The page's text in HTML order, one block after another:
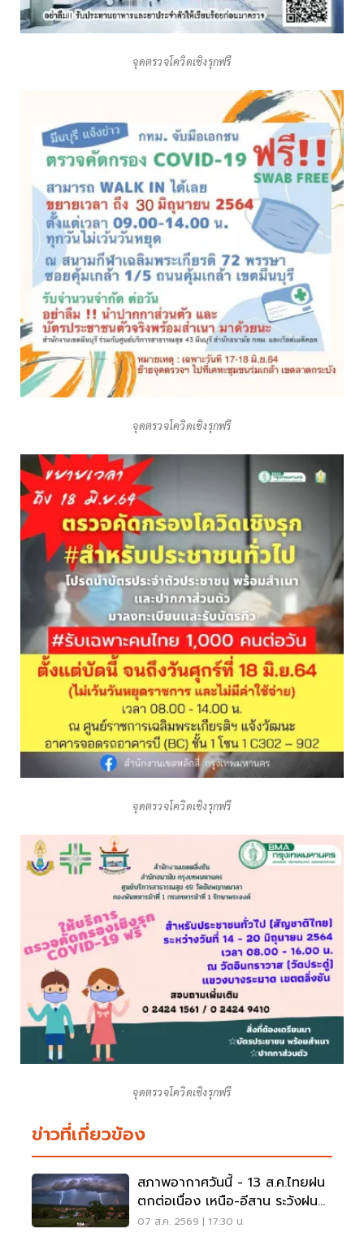
จุดตรวจโควิดเชิงรุกฟรี
จุดตรวจโควิดเชิงรุกฟรี
จุดตรวจโควิดเชิงรุกฟรี
จุดตรวจโควิดเชิงรุกฟรี
ข่าวที่เกี่ยวข้อง
สภาพอากาศวันนี้ - 13 ส.ค.ไทยฝน
ตกต่อเนื่อง เหนือ-อีสาน ระวังฝน
ตกหนักมากบางแห่ง
07 ส.ค. 2569 | 17:30 น.